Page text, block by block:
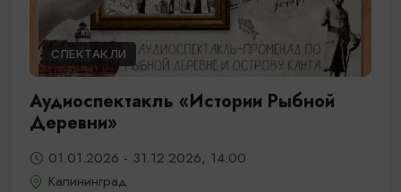
СПЕКТАКЛИ
Аудиоспектакль «Истории Рыбной
Деревни»
01.01.2026 - 31.12.2026, 14:00
Калининград